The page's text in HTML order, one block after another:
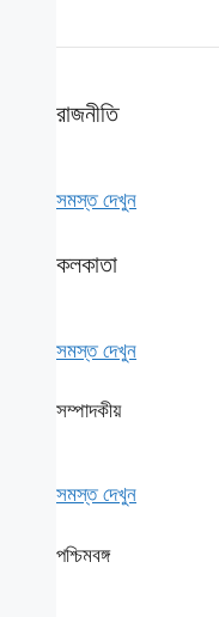
রাজনীতি
সমস্ত দেখুন
কলকাতা
সমস্ত দেখুন
সম্পাদকীয়
সমস্ত দেখুন
পশ্চিমবঙ্গ